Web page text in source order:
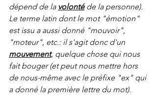
dépend de la volonté de la personne).
Le terme latin dont le mot "émotion"
est issu a aussi donné "mouvoir",
"moteur", etc.: il s'agit donc d'un
mouvement, quelque chose qui nous
fait bouger (et peut nous mettre hors
de nous-même avec le préfixe "ex" qui
a donné la première lettre du mot).